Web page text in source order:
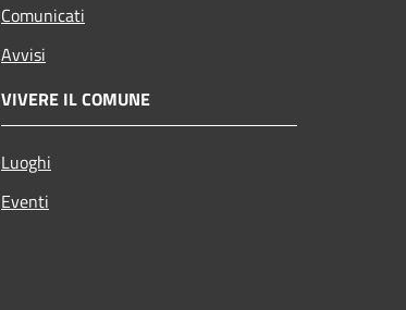
Comunicati
Avvisi
VIVERE IL COMUNE
Luoghi
Eventi